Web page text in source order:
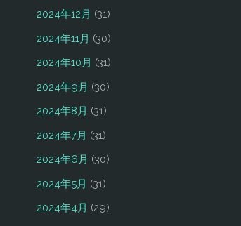
2024年12月 (31)
2024年11月 (30)
2024年10月 (31)
2024年9月 (30)
2024年8月 (31)
2024年7月 (31)
2024年6月 (30)
2024年5月 (31)
2024年4月 (29)